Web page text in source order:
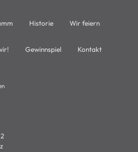
Historie Wir feiern
Gewinnspiel Kontakt